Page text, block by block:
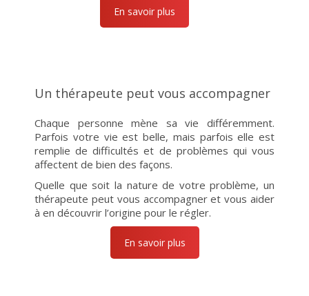
En savoir plus
Un thérapeute peut vous accompagner
Chaque personne mène sa vie différemment.
Parfois votre vie est belle, mais parfois elle est
remplie de difficultés et de problèmes qui vous
affectent de bien des façons.
Quelle que soit la nature de votre problème, un
thérapeute peut vous accompagner et vous aider
à en découvrir l’origine pour le régler.
En savoir plus